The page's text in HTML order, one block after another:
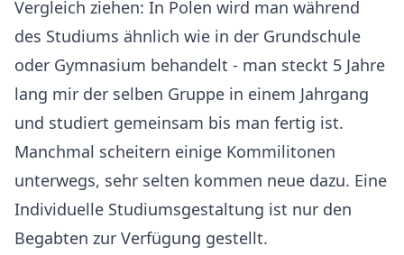
Vergleich ziehen: In Polen wird man während
des Studiums ähnlich wie in der Grundschule
oder Gymnasium behandelt - man steckt 5 Jahre
lang mir der selben Gruppe in einem Jahrgang
und studiert gemeinsam bis man fertig ist.
Manchmal scheitern einige Kommilitonen
unterwegs, sehr selten kommen neue dazu. Eine
Individuelle Studiumsgestaltung ist nur den
Begabten zur Verfügung gestellt.